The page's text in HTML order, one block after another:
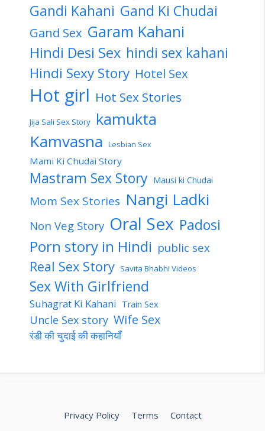
Gandi Kahani Gand Ki Chudai
Gand Sex Garam Kahani
Hindi Desi Sex hindi sex kahani
Hindi Sexy Story Hotel Sex
Hot girl Hot Sex Stories
Jija Sali Sex Story kamukta
Kamvasna Lesbian Sex
Mami Ki Chudai Story
Mastram Sex Story Mausi ki Chudai
Mom Sex Stories Nangi Ladki
Non Veg Story Oral Sex Padosi
Porn story in Hindi public sex
Real Sex Story Savita Bhabhi Videos
Sex With Girlfriend
Suhagrat Ki Kahani Train Sex
Uncle Sex story Wife Sex
रंडी की चुदाई की कहानियाँ
Privacy Policy Terms
Contact